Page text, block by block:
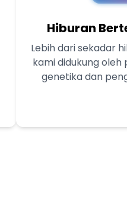
Hiburan
Lebih dari sekadar
kami didukung
genetika dan